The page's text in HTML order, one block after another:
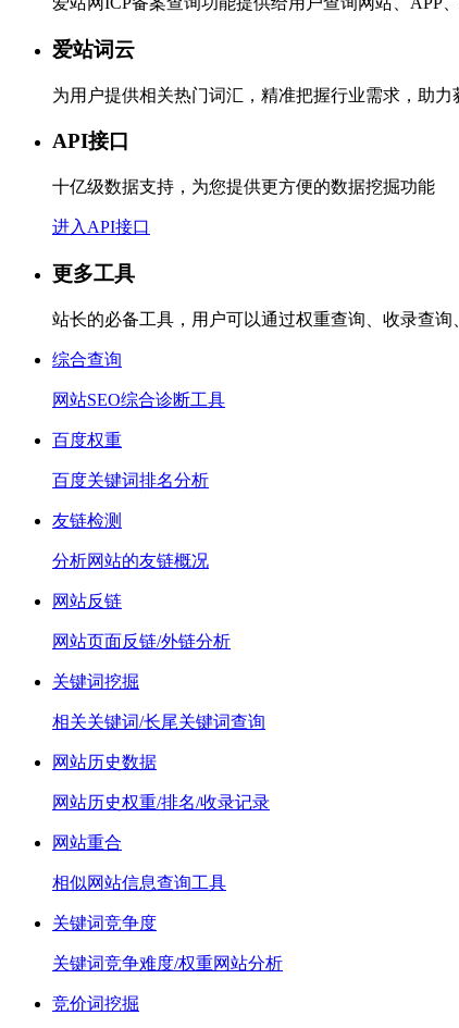
爱站词云
为用户提供相关热门词汇，精准把握行业需求，助力
API接口
十亿级数据支持，为您提供更方便的数据挖掘功能
进入API接口
更多工具
站长的必备工具，用户可以通过权重查询、收录查
综合查询
网站SEO综合诊断工具
百度权重
百度关键词排名分析
友链检测
分析网站的友链概况
网站反链
网站页面反链/外链分析
关键词挖掘
相关关键词/长尾关键词查询
网站历史数据
网站历史权重/排名/收录记录
网站重合
相似网站信息查询工具
关键词竞争度
关键词竞争难度/权重网站分析
竞价词挖掘